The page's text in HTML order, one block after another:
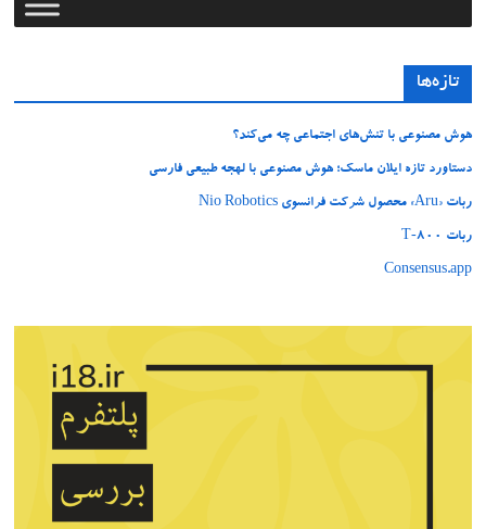
تازه‌ها
هوش مصنوعی با تنش‌های اجتماعی چه می‌کند؟
دستاورد تازه ایلان ماسک؛ هوش مصنوعی با لهجه طبیعی فارسی
ربات «Aru» محصول شرکت فرانسوی Nio Robotics
ربات T‑800
Consensus.app